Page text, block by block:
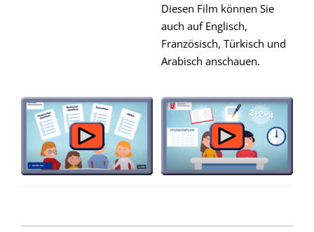
Diesen Film können Sie
auch auf Englisch,
Französisch, Türkisch und
Arabisch anschauen.